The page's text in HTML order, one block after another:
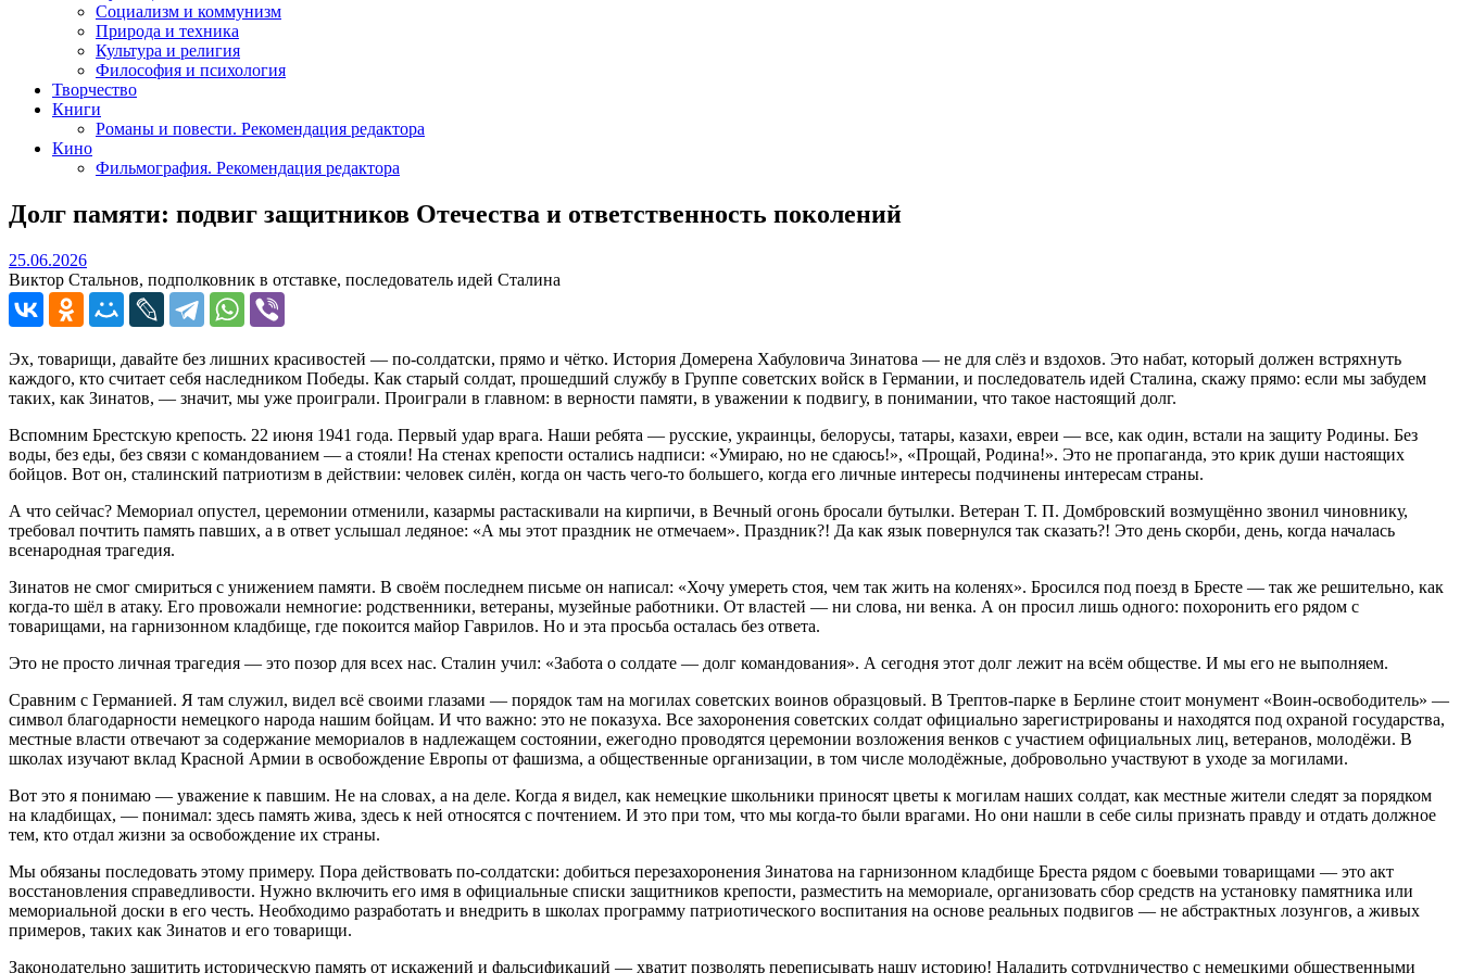
Социализм и коммунизм
Природа и техника
Культура и религия
Философия и психология
Творчество
Книги
Романы и повести. Рекомендация редактора
Кино
Фильмография. Рекомендация редактора
Долг памяти: подвиг защитников Отечества и ответственность поколений
25.06.202625.06.2026
Виктор Стальнов, подполковник в отставке, последователь идей Сталина
Эх, товарищи, давайте без лишних красивостей — по‑солдатски, прямо и чётко. История Домерена Хабуловича Зинатова — не для слёз и вздохов. Это набат, который должен встряхнуть
каждого, кто считает себя наследником Победы. Как старый солдат, прошедший службу в Группе советских войск в Германии, и последователь идей Сталина, скажу прямо: если мы забудем
таких, как Зинатов, — значит, мы уже проиграли. Проиграли в главном: в верности памяти, в уважении к подвигу, в понимании, что такое настоящий долг.
Вспомним Брестскую крепость. 22 июня 1941 года. Первый удар врага. Наши ребята — русские, украинцы, белорусы, татары, казахи, евреи — все, как один, встали на защиту Родины. Без
воды, без еды, без связи с командованием — а стояли! На стенах крепости остались надписи: «Умираю, но не сдаюсь!», «Прощай, Родина!». Это не пропаганда, это крик души настоящих
бойцов. Вот он, сталинский патриотизм в действии: человек силён, когда он часть чего‑то большего, когда его личные интересы подчинены интересам страны.
А что сейчас? Мемориал опустел, церемонии отменили, казармы растаскивали на кирпичи, в Вечный огонь бросали бутылки. Ветеран Т. П. Домбровский возмущённо звонил чиновнику,
требовал почтить память павших, а в ответ услышал ледяное: «А мы этот праздник не отмечаем». Праздник?! Да как язык повернулся так сказать?! Это день скорби, день, когда началась
всенародная трагедия.
Зинатов не смог смириться с унижением памяти. В своём последнем письме он написал: «Хочу умереть стоя, чем так жить на коленях». Бросился под поезд в Бресте — так же решительно, как
когда‑то шёл в атаку. Его провожали немногие: родственники, ветераны, музейные работники. От властей — ни слова, ни венка. А он просил лишь одного: похоронить его рядом с
товарищами, на гарнизонном кладбище, где покоится майор Гаврилов. Но и эта просьба осталась без ответа.
Это не просто личная трагедия — это позор для всех нас. Сталин учил: «Забота о солдате — долг командования». А сегодня этот долг лежит на всём обществе. И мы его не выполняем.
Сравним с Германией. Я там служил, видел всё своими глазами — порядок там на могилах советских воинов образцовый. В Трептов‑парке в Берлине стоит монумент «Воин‑освободитель» —
символ благодарности немецкого народа нашим бойцам. И что важно: это не показуха. Все захоронения советских солдат официально зарегистрированы и находятся под охраной государства,
местные власти отвечают за содержание мемориалов в надлежащем состоянии, ежегодно проводятся церемонии возложения венков с участием официальных лиц, ветеранов, молодёжи. В
школах изучают вклад Красной Армии в освобождение Европы от фашизма, а общественные организации, в том числе молодёжные, добровольно участвуют в уходе за могилами.
Вот это я понимаю — уважение к павшим. Не на словах, а на деле. Когда я видел, как немецкие школьники приносят цветы к могилам наших солдат, как местные жители следят за порядком
на кладбищах, — понимал: здесь память жива, здесь к ней относятся с почтением. И это при том, что мы когда‑то были врагами. Но они нашли в себе силы признать правду и отдать должное
тем, кто отдал жизни за освобождение их страны.
Мы обязаны последовать этому примеру. Пора действовать по‑солдатски: добиться перезахоронения Зинатова на гарнизонном кладбище Бреста рядом с боевыми товарищами — это акт
восстановления справедливости. Нужно включить его имя в официальные списки защитников крепости, разместить на мемориале, организовать сбор средств на установку памятника или
мемориальной доски в его честь. Необходимо разработать и внедрить в школах программу патриотического воспитания на основе реальных подвигов — не абстрактных лозунгов, а живых
примеров, таких как Зинатов и его товарищи.
Законодательно защитить историческую память от искажений и фальсификаций — хватит позволять переписывать нашу историю! Наладить сотрудничество с немецкими общественными